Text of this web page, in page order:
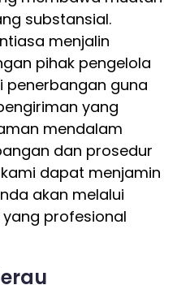
substansial.
menjalin
pihak pengelola
guna
yang
mendalam
dan prosedur
dapat menjamin
akan melalui
yang profesional